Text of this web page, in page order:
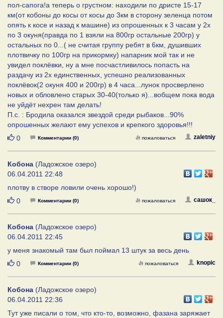
пол-сапога!а теперь о грустном: находили по дристе 15-17
км(от кобоны до косы от косы до 3км в сторону зеленца потом
опять к косе и назад к машине) из опрошенных к 3 часам у 2х
по 3 окуня(правда по 1 взяли на 800гр остальные 200гр) у
остальных по 0...( не считая группу ребят в 6км, душивших
плотвичку по 100гр на прикормку) напарник мой так и не
увидел поклёвки, ну а мне посчастливилось попасть на
раздачу из 2х единственных, успешно реализованных
поклёвок(2 окуня 400 и 200гр) в 4 часа...лунок просверлено
новых и обловлено старых 30-40(только я)...вобщем пока вода
не уйдёт нехрен там делать!
П.с. : Бродила оказался звездой среди рыбаков...90%
опрошенных желают ему успехов и крепкого здоровья!!!
Нравится
0 Комментарии (0) zaletniy
пожаловаться
Кобона (Ладожское озеро)
06.04.2011 22:48
плотву в створе ловили очень хорошо!)
Нравится
0 Комментарии (0) сашок_
пожаловаться
Кобона (Ладожское озеро)
06.04.2011 22:45
у меня знакомый там был поймал 13 штук за весь день
Нравится
0 Комментарии (0) knopic
пожаловаться
Кобона (Ладожское озеро)
06.04.2011 22:36
Тут уже писали о том, что кто-то, возможно, фазана заряжает